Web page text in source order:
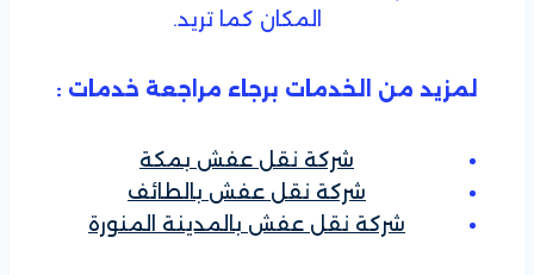
المكان كما تريد.
لمزيد من الخدمات برجاء مراجعة خدمات :
شركة نقل عفش بمكة
شركة نقل عفش بالطائف
شركة نقل عفش بالمدينة المنورة